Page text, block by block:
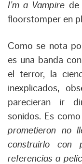
I’m a Vampire de
floorstomper en
Como se nota
es una banda
el terror, la
inexplicados,
parecieran ir
sonidos. Es como
prometieron no
construirlo con
referencias a